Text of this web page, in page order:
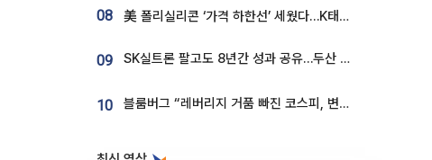
08 美 폴리실리콘 ‘가격 하한선’ 세웠다…K태양광 수혜 기대
09 SK실트론 팔고도 8년간 성과 공유…두산 인수대금 2.3조가 끝 아냐
10 블룸버그 “레버리지 거품 빠진 코스피, 변동성 최악 국면 지났을 가능성”